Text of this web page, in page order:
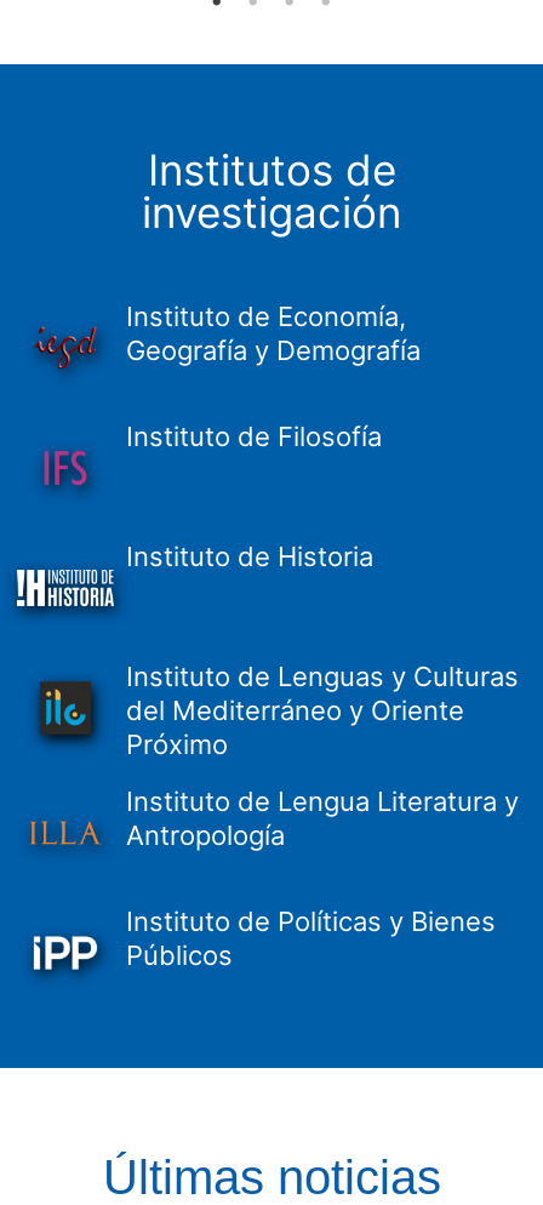
Institutos de
investigación
Instituto de Economía,
Geografía y Demografía
Instituto de Filosofía
Instituto de Historia
Instituto de Lenguas y Culturas
del Mediterráneo y Oriente
Próximo
Instituto de Lengua Literatura y
Antropología
Instituto de Políticas y Bienes
Públicos
Últimas noticias